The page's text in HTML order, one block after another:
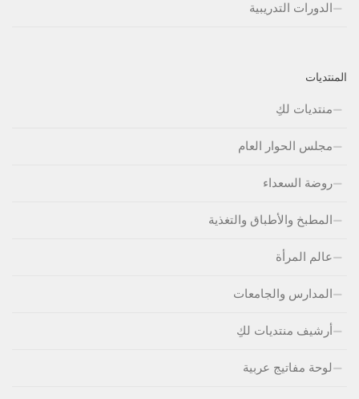
الدورات التدريبية
المنتديات
منتديات لكِ
مجلس الحوار العام
روضة السعداء
المطبخ والأطباق والتغذية
عالم المرأة
المدارس والجامعات
أرشيف منتديات لكِ
لوحة مفاتيج عربية